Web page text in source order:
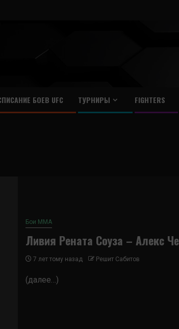
БОЕВ UFC ТУРНИРЫ FIGHTERS
Бои ММА
Ливия Рената Соуза – Алекс
7 лет тому назад Решит Сабитов
(далее…)